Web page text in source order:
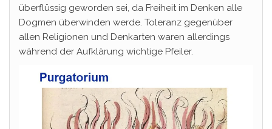
überflüssig geworden sei, da Freiheit im Denken alle
Dogmen überwinden werde. Toleranz gegenüber
allen Religionen und Denkarten waren allerdings
während der Aufklärung wichtige Pfeiler.